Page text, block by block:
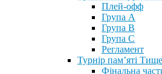
Плей-офф
Група А
Група В
Група С
Регламент
Турнір пам’яті
Фінальна